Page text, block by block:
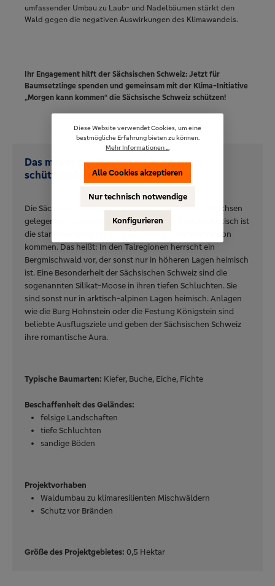
umfassender Umbau zu Laub- und Nadelbäumen stärkt den
Wald gegen die negativen Auswirkungen des Klimawandels.
Ihr Engagement hilft der Sächsischen Schweiz: Jetzt für
Baumsetzlinge spenden und gemeinsam mit der Klima-Initiative
„Morgen kann kommen“ die Sächsische Schweiz schützen!
Das macht die Sächsische Schweiz so
schützenswert
Die Sächsische Schweiz umfasst den deutschen, in Sachsen
gelegenen Teil des Elbsandsteingebirges. Charakteristisch ist
die starke vertikale Prägung. Es kann zu Höheninversion
kommen. Das heißt: In den Talregionen herrscht ein
Bergmischwald vor, der sonst nur in höheren Lagen heimisch
ist. Eine Besonderheit der Sächsischen Schweiz sind die
sogenannten Silikat-Moose in ihren tiefen Schluchten. Sie
sind sonst nur in arktisch-alpinen Lagen heimisch. Anlagen
wie die Burg Hohnstein oder die Festung Königstein sind
beliebte Ausflugsziele und geben der Sächsischen Schweiz
ihre romantische Aura.
Typische Baumarten: Kiefer, Buche, Eiche, Fichte
Beschaffenheit des Geländes:
felsige Landschaften
tiefe Schluchten
sandige Böden
Projektvorhaben
Waldumbau zu klimaresilienten Mischwäldern
Schutz vor Bränden
Größe des Projektgebietes: 0,5 Hektar
Diese Website verwendet Cookies, um eine
bestmögliche Erfahrung bieten zu können.
Mehr Informationen ...
Alle Cookies akzeptieren
Nur technisch notwendige
Konfigurieren